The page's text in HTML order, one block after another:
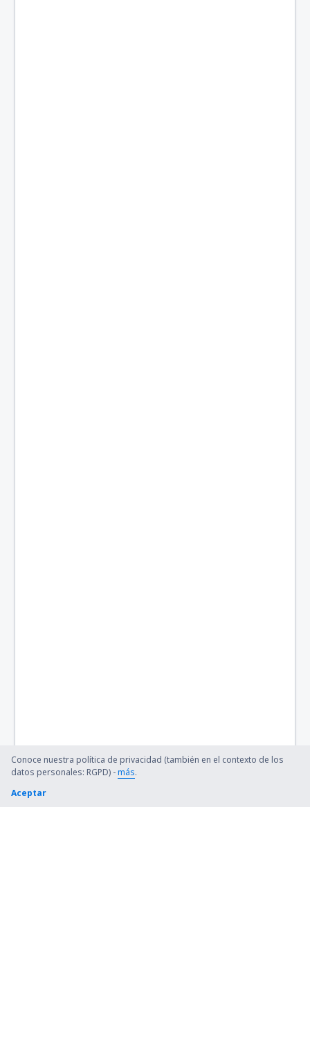
Conoce nuestra política de privacidad (también en el contexto de los
datos personales: RGPD) -más.
Aceptar